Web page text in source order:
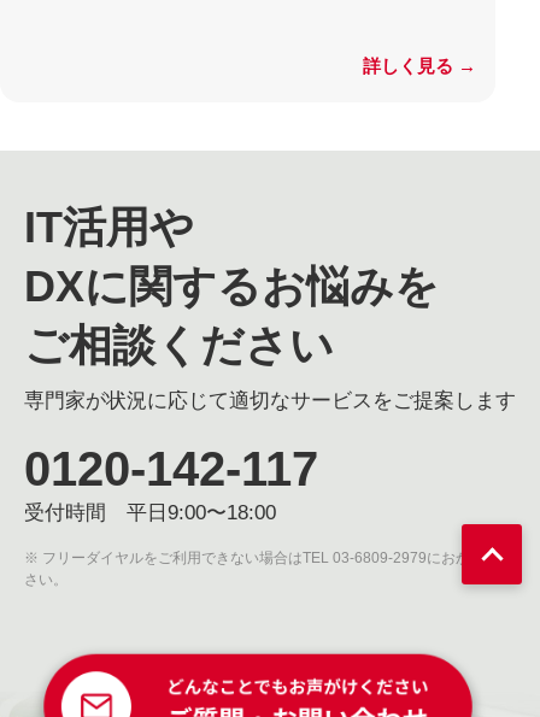
詳しく見る →
IT活用や
DXに関するお悩みを
ご相談ください
専門家が状況に応じて適切なサービスをご提案します
0120-142-117
受付時間 平日9:00〜18:00
※ フリーダイヤルをご利用できない場合はTEL 03-6809-2979におかけくだ
さい。